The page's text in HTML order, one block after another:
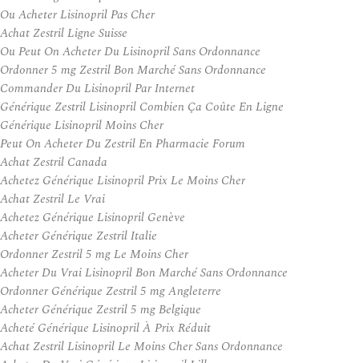
Ou Acheter Lisinopril Pas Cher
Achat Zestril Ligne Suisse
Ou Peut On Acheter Du Lisinopril Sans Ordonnance
Ordonner 5 mg Zestril Bon Marché Sans Ordonnance
Commander Du Lisinopril Par Internet
Générique Zestril Lisinopril Combien Ça Coûte En Ligne
Générique Lisinopril Moins Cher
Peut On Acheter Du Zestril En Pharmacie Forum
Achat Zestril Canada
Achetez Générique Lisinopril Prix Le Moins Cher
Achat Zestril Le Vrai
Achetez Générique Lisinopril Genève
Acheter Générique Zestril Italie
Ordonner Zestril 5 mg Le Moins Cher
Acheter Du Vrai Lisinopril Bon Marché Sans Ordonnance
Ordonner Générique Zestril 5 mg Angleterre
Acheter Générique Zestril 5 mg Belgique
Acheté Générique Lisinopril À Prix Réduit
Achat Zestril Lisinopril Le Moins Cher Sans Ordonnance